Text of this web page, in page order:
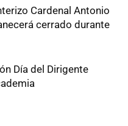
Cardenal Antonio
cerrado durante
Día del Dirigente